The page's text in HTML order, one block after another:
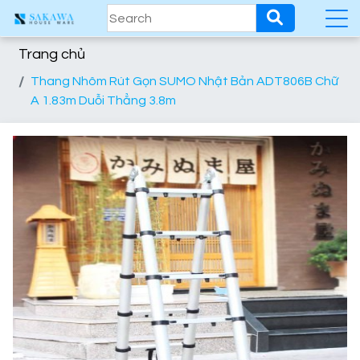
Trang chủ
Thang Nhôm Rút Gọn SUMO Nhật Bản ADT806B Chữ
A 1.83m Duỗi Thẳng 3.8m